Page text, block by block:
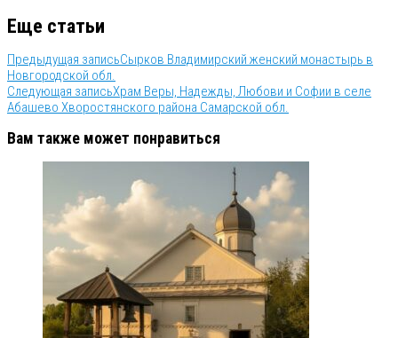
Еще статьи
Предыдущая записьСырков Владимирский женский монастырь в
Новгородской обл.
Следующая записьХрам Веры, Надежды, Любови и Софии в селе
Абашево Хворостянского района Самарской обл.
Вам также может понравиться